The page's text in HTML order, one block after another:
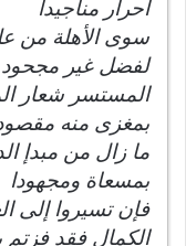
أحرار مناجيدا
سوى الأهلة من
لفضل غير مجحود
المستسر شعار
بمغزى منه
ما زال من مبدإ
بمسعاة ومجهودا
فإن تسيروا إلى
الكمال فقد فزتم